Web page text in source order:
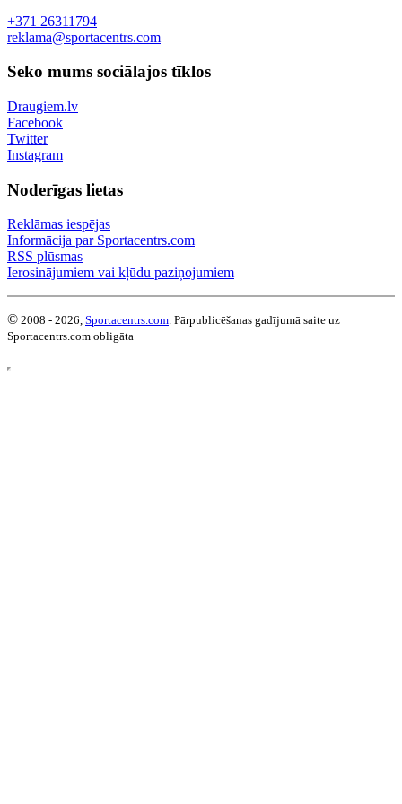
+371 26311794
reklama@sportacentrs.com
Seko mums sociālajos tīklos
Draugiem.lv
Facebook
Twitter
Instagram
Noderīgas lietas
Reklāmas iespējas
Informācija par Sportacentrs.com
RSS plūsmas
Ierosinājumiem vai kļūdu paziņojumiem
© 2008 - 2026, Sportacentrs.com. Pārpublicēšanas gadījumā saite uz
Sportacentrs.com obligāta